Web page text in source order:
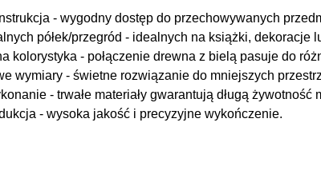
- wygodny dostęp do przechowywanych
półek/przegród - idealnych na książki, dekoracje
kolorystyka - połączenie drewna z bielą pasuje do
wymiary - świetne rozwiązanie do mniejszych
- trwałe materiały gwarantują długą żywotność
- wysoka jakość i precyzyjne wykończenie.